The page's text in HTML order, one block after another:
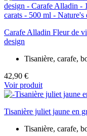
Carafe Alladin Fleur de
design
Tisanière, carafe,
42,90 €
Voir produit
Tisanière juliet jaune en
Tisanière, carafe,